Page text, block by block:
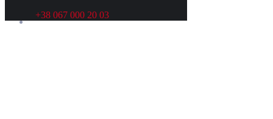
+38 067 000 20 03